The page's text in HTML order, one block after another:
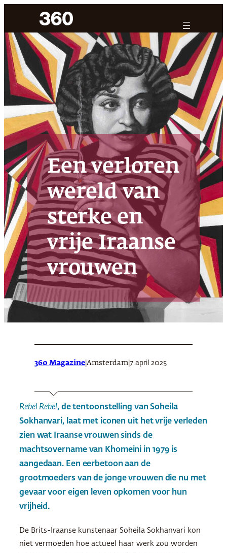
de
inhoud
Een verloren
wereld van
sterke en
vrije Iraanse
vrouwen
360 Magazine Amsterdam 7 april 2025
Rebel Rebel, de tentoonstelling van Soheila
Sokhanvari, laat met iconen uit het vrije verleden
zien wat Iraanse vrouwen sinds de
machtsovername van Khomeini in 1979 is
aangedaan. Een eerbetoon aan de
grootmoeders van de jonge vrouwen die nu met
gevaar voor eigen leven opkomen voor hun
vrijheid.
De Brits-Iraanse kunstenaar Soheila Sokhanvari kon
niet vermoeden hoe actueel haar werk zou worden